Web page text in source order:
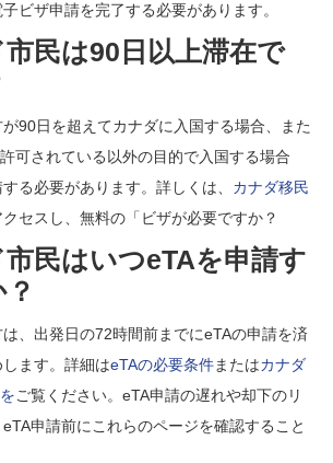
ビザ申請を完了する必要があります。
民は90日以上滞在で
90日を超えてカナダに入国する場合、また
可されている以外の目的で入国する場合
る必要があります。詳しくは、 カナダ移民
クセスし、無料の「ビザが必要ですか？
民はいつeTAを申請す
、出発日の72時間前までにeTAの申請を済
ます。詳細はeTAの必要条件またはカナダ
ご覧ください。eTA申請の遅れや却下のリ
申請前にこれらのページを確認すること